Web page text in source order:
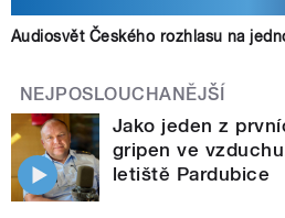
Audiosvět Českého rozhlasu na
NEJPOSLOUCHANĚJŠÍ
Jako jeden z
gripen ve
letiště Pardubice